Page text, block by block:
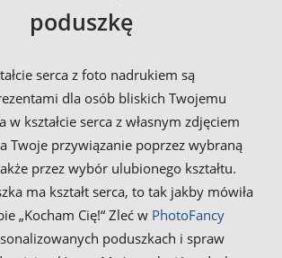
poduszkę
serca z foto nadrukiem są
dla osób bliskich Twojemu
w kształcie serca z własnym zdjęciem
Twoje przywiązanie poprzez wybraną
przez wybór ulubionego kształtu.
ma kształt serca, to tak jakby mówiła
„Kocham Cię!“ Zleć w PhotoFancy
poduszkach i spraw